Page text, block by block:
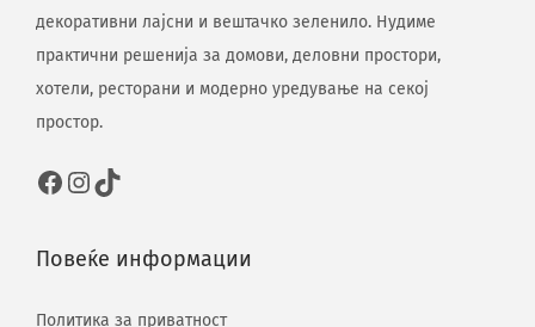
декоративни лајсни и вештачко зеленило. Нудиме
практични решенија за домови, деловни простори,
хотели, ресторани и модерно уредување на секој
простор.
Повеќе информации
Политика за приватност